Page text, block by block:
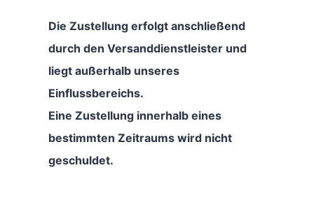
Die Zustellung erfolgt anschließend
durch den Versanddienstleister und
liegt außerhalb unseres
Einflussbereichs.
Eine Zustellung innerhalb eines
bestimmten Zeitraums wird nicht
geschuldet.